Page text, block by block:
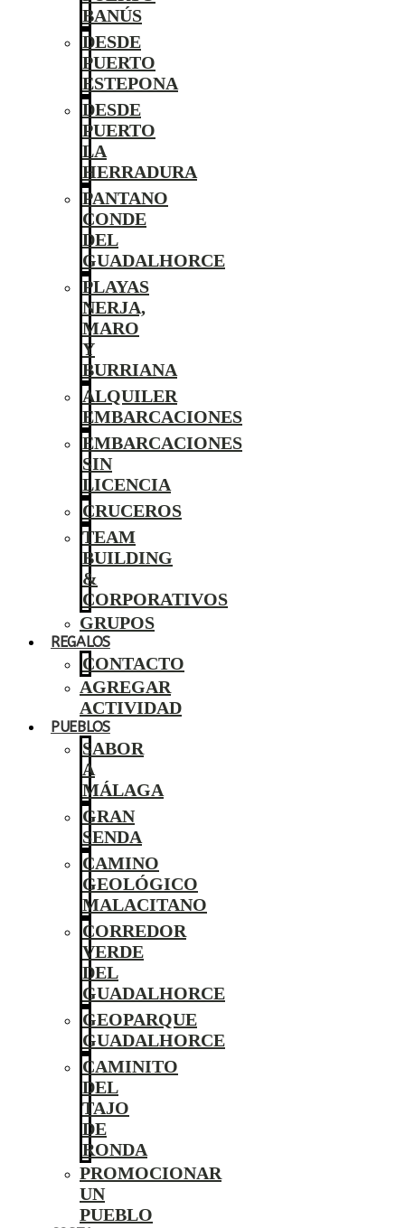
BANÚS
DESDE
PUERTO
ESTEPONA
DESDE
PUERTO
LA
HERRADURA
PANTANO
CONDE
DEL
GUADALHORCE
PLAYAS
NERJA,
MARO
Y
BURRIANA
ALQUILER
EMBARCACIONES
EMBARCACIONES
SIN
LICENCIA
CRUCEROS
TEAM
BUILDING
&
CORPORATIVOS
GRUPOS
REGALOS
CONTACTO
AGREGAR
ACTIVIDAD
PUEBLOS
SABOR
A
MÁLAGA
GRAN
SENDA
CAMINO
GEOLÓGICO
MALACITANO
CORREDOR
VERDE
DEL
GUADALHORCE
GEOPARQUE
GUADALHORCE
CAMINITO
DEL
TAJO
DE
RONDA
PROMOCIONAR
UN
PUEBLO